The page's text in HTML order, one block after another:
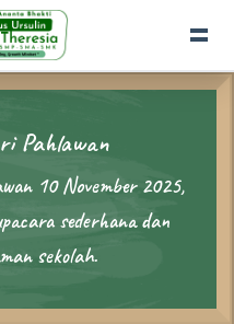
Pahlawan
10 November 2025,
sederhana dan
sekolah.